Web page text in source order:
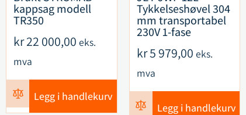
kappsag modell
TR350
kr22 000,00 eks.
mva
Legg i handlekurv
Tykkelseshøvel 304
mm transportabel
230V 1-fase
kr5 979,00 eks.
mva
Legg i handlekurv